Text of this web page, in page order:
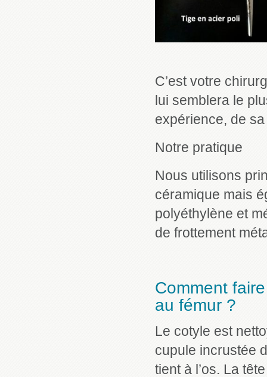
C’est votre
lui semblera le
expérience, de
Notre pratique
Nous utilisons
céramique mais
polyéthylène et
de frottement
Comment
au fémur ?
Le cotyle est
cupule incrustée
tient à l’os. La